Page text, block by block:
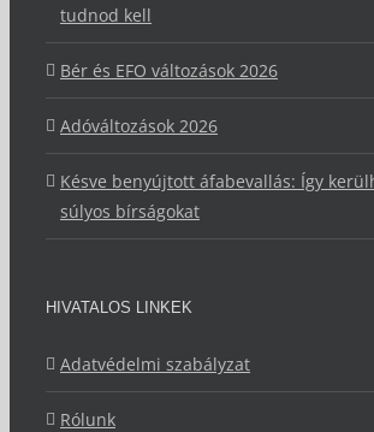
tudnod kell
Bér és EFO változások 2026
Adóváltozások 2026
Késve benyújtott áfabevallás: Így
súlyos bírságokat
HIVATALOS LINKEK
Adatvédelmi szabályzat
Rólunk